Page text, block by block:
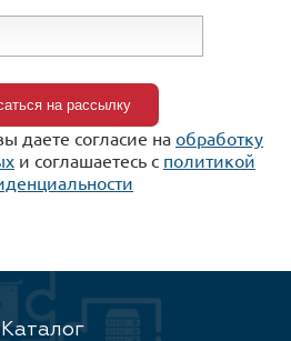
даете согласие на обработку
и соглашаетесь c политикой
Каталог